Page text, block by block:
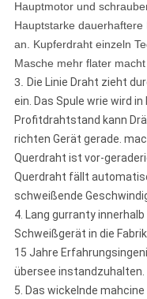
Hauptmotor und
Hauptstarke
an. Kupferdraht einzeln
Masche mehr flater macht
3. Die Linie Draht zieht
ein. Das Spule wrie wird
Profitdrahtstand kann
richten Gerät gerade.
Querdraht ist vor-
Querdraht fällt
schweißende
4. Lang gurranty
Schweißgerät in die
15 Jahre
übersee instandzuhalten.
5. Das wickelnde